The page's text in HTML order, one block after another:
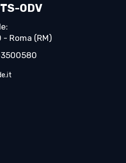
ODV
- Roma (RM)